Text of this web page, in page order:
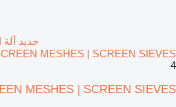
MESHES | SCREEN SIEVES
4
MESHES | SCREEN SIEVES